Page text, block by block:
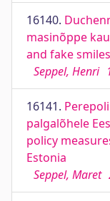
16140.
masinõppe
and fake
Seppel, Henri
16141.
palgalõhele
policy
Estonia
Seppel, Maret